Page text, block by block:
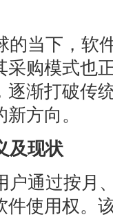
的当下，软
采购模式也
逐渐打破传
方向。
及现状
户通过按月
件使用权。